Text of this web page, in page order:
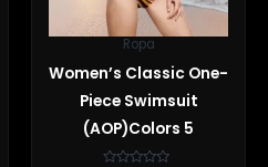
Ropa
Women’s Classic One-
Piece Swimsuit
(AOP)Colors 5